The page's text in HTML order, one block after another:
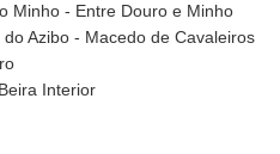
Minho - Entre Douro e Minho
Azibo - Macedo de Cavaleiros
Interior